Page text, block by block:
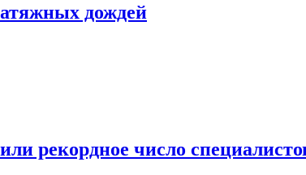
дождей
рекордное число